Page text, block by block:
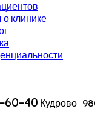
клинике
60-40 Кудрово